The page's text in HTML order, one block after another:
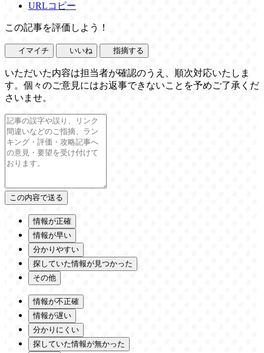
URLコピー
この記事を評価しよう！
イマイチ いいね 指摘する
いただいた内容は担当者が確認のうえ、順次対応いたしま
す。個々のご意見にはお返事できないことを予めご了承くだ
さいませ。
情報が正確
情報が早い
分かりやすい
探していた情報が見つかった
その他
情報が不正確
情報が遅い
分かりにくい
探していた情報が無かった